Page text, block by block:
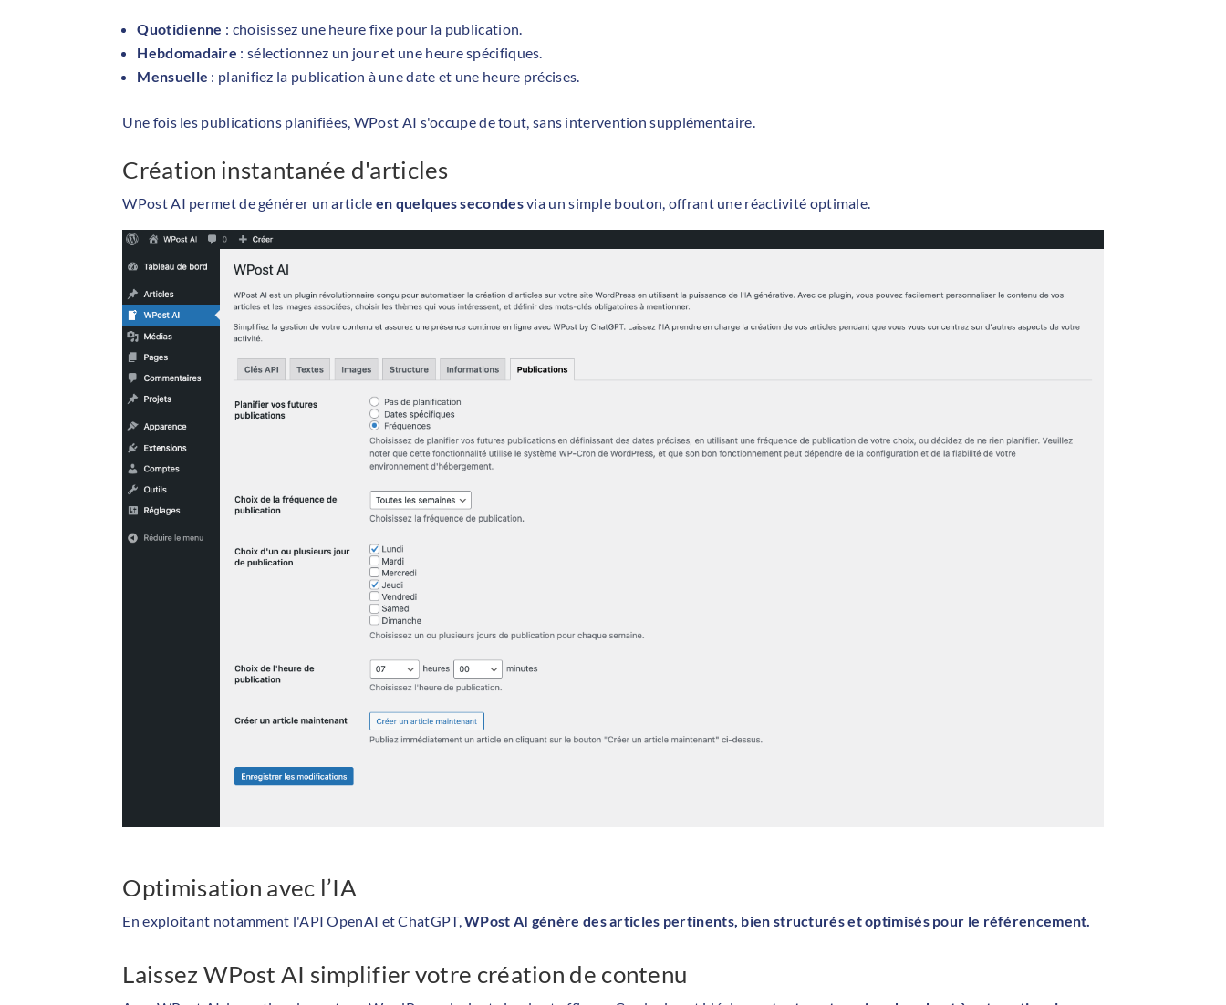
Quotidienne : choisissez une heure fixe pour la publication.
Hebdomadaire : sélectionnez un jour et une heure spécifiques.
Mensuelle : planifiez la publication à une date et une heure précises.
Une fois les publications planifiées, WPost AI s'occupe de tout, sans intervention supplémentaire.
Création instantanée d'articles
WPost AI permet de générer un article en quelques secondesvia un simple bouton, offrant une réactivité optimale.
Optimisation avec l’IA
En exploitant notamment l'API OpenAI et ChatGPT,WPost AI génère des articles pertinents, bien structurés et optimisés pour le référencement.
Laissez WPost AI simplifier votre création de contenu